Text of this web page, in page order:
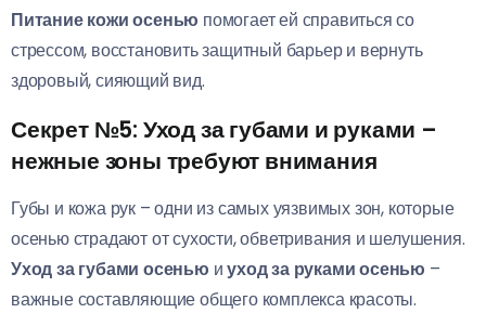
Питание кожи осенью помогает ей справиться со
стрессом, восстановить защитный барьер и вернуть
здоровый, сияющий вид.
Секрет №5: Уход за губами и руками –
нежные зоны требуют внимания
Губы и кожа рук – одни из самых уязвимых зон, которые
осенью страдают от сухости, обветривания и шелушения.
Уход за губами осенью иуход за руками осенью –
важные составляющие общего комплекса красоты.